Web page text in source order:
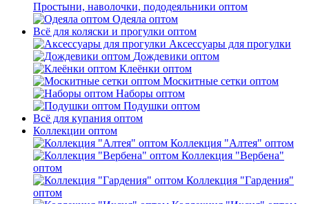
Простыни, наволочки, пододеяльники оптом
Одеяла оптом
Всё для коляски и прогулки оптом
Аксессуары для прогулки
Дождевики оптом
Клеёнки оптом
Москитные сетки оптом
Наборы оптом
Подушки оптом
Всё для купания оптом
Коллекции оптом
Коллекция "Алтея" оптом
Коллекция "Вербена"
оптом
Коллекция "Гардения"
оптом